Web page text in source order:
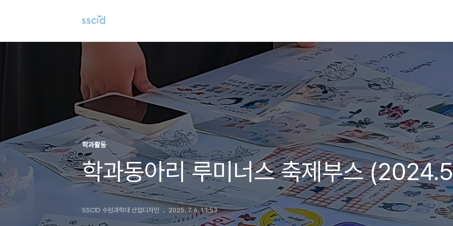
학과활동
학과동아리 루미너스 축제부스
SSCID 수원과학대 산업디자인 2025. 7. 6. 13:53